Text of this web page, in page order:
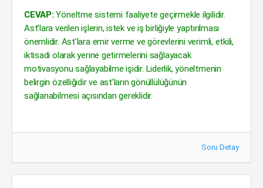
CEVAP: Yöneltme sistemi faaliyete geçirmekle ilgilidir.
Ast’lara verilen işlerin, istek ve iş birliğiyle yaptırılması
önemlidir. Ast’lara emir verme ve görevlerini verimli, etkili,
iktisadi olarak yerine getirmelerini sağlayacak
motivasyonu sağlayabilme işidir. Liderlik, yöneltmenin
belirgin özelliğidir ve ast’ların gönüllülüğünün
sağlanabilmesi açısından gereklidir.
Soru Detay